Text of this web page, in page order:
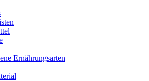
Ernährungsarten